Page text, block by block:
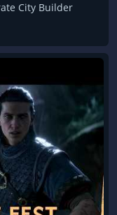
City Builder